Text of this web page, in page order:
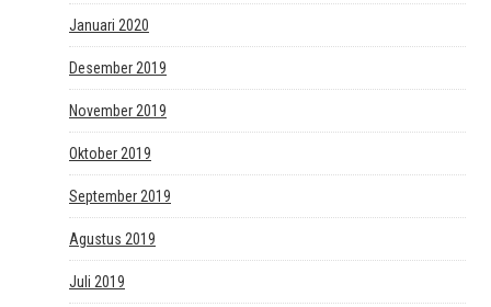
Januari 2020
Desember 2019
November 2019
Oktober 2019
September 2019
Agustus 2019
Juli 2019